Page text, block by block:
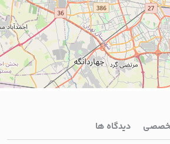
دیدگاه ها